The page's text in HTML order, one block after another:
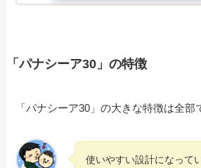
「パナシーア30」の特徴
「パナシーア30」の大きな特徴は全部
使いやすい設計になって